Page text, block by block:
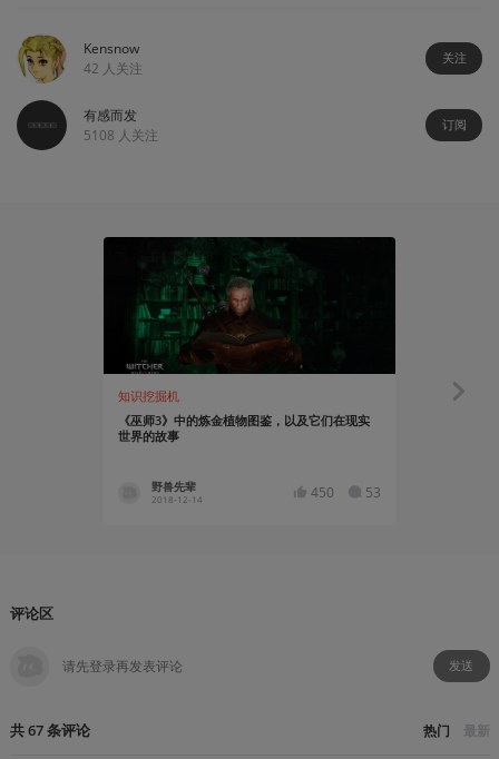
Kensnow
42 人关注
关注
有感而发
5108 人关注
订阅
知识挖掘机
《巫师3》中的炼金植物图鉴，以及它们在现实
世界的故事
野兽先辈
2018-12-14 450 53
评论区
发送
共67条评论 热门 最新